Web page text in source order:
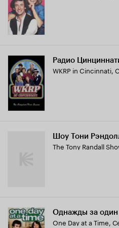
Радио
WKRP in Cincinnati,
Шоу Тони
The Tony Randall
Однажды за один
One Day at a Time,